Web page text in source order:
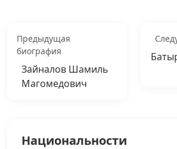
Предыдущая
биография
Зайналов Шамиль
Магомедович
Национальности